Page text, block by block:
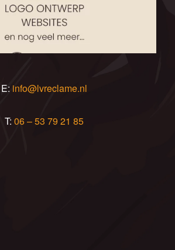
E: info@lvreclame.nl
T: 06 – 53 79 21 85